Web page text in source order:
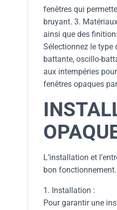
fenêtres qui
bruyant. 3.
ainsi que des
Sélectionnez le type
battante, oscillo-
aux intempéries
fenêtres opaques
L’installation et
bon
1. Installation :
Pour garantir une